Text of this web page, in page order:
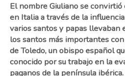
El nombre Giuliano se
en Italia a través de la
varios santos y papas llevaban
los santos más importantes
de Toledo, un obispo español
conocido por su trabajo en la
paganos de la península ibérica.